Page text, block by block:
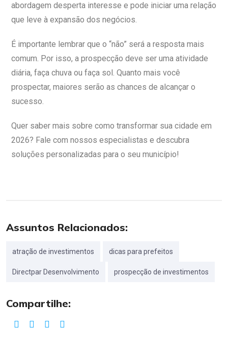
abordagem desperta interesse e pode iniciar uma relação
que leve à expansão dos negócios.
É importante lembrar que o “não” será a resposta mais
comum. Por isso, a prospecção deve ser uma atividade
diária, faça chuva ou faça sol. Quanto mais você
prospectar, maiores serão as chances de alcançar o
sucesso.
Quer saber mais sobre como transformar sua cidade em
2026? Fale com nossos especialistas e descubra
soluções personalizadas para o seu município!
Assuntos Relacionados:
atração de investimentos dicas para prefeitos
Directpar Desenvolvimento prospecção de investimentos
Compartilhe: